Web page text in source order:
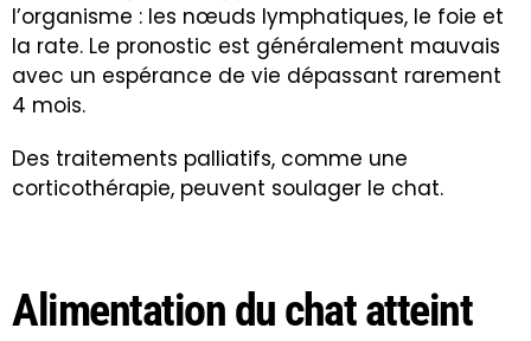
l’organisme : les nœuds lymphatiques, le foie et
la rate. Le pronostic est généralement mauvais
avec un espérance de vie dépassant rarement
4 mois.
Des traitements palliatifs, comme une
corticothérapie, peuvent soulager le chat.
Alimentation du chat atteint